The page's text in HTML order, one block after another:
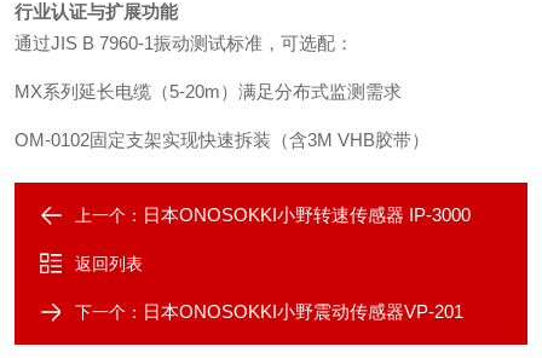
行业认证与扩展功能
通过JIS B 7960-1振动测试标准，可选配：
MX系列延长电缆（5-20m）满足分布式监测需求
OM-0102固定支架实现快速拆装（含3M VHB胶带）
上一个： 日本ONOSOKKI小野转速传感器 IP-3000
返回列表
下一个： 日本ONOSOKKI小野震动传感器VP-201